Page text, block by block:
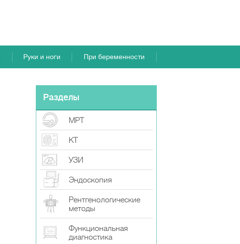
Руки и ноги При беременности
Разделы
МРТ
КТ
УЗИ
Эндоскопия
Рентгенологические
методы
Функциональная
диагностика